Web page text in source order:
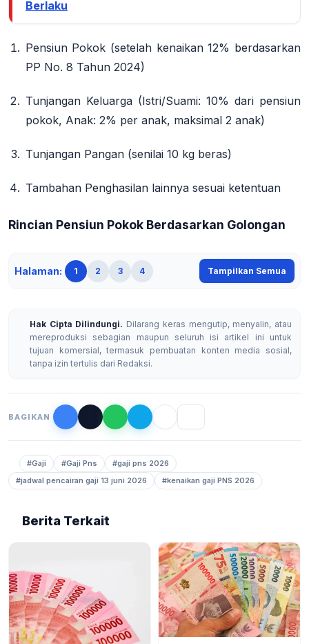
Berlaku
Pensiun Pokok (setelah kenaikan 12% berdasarkan
PP No. 8 Tahun 2024)
Tunjangan Keluarga(Istri/Suami: 10% dari pensiun
pokok, Anak: 2% per anak, maksimal 2 anak)
Tunjangan Pangan(senilai 10 kg beras)
Tambahan Penghasilanlainnya sesuai ketentuan
Rincian Pensiun Pokok Berdasarkan Golongan
Halaman: 1 2 3 4 Tampilkan Semua
Hak Cipta Dilindungi. Dilarang keras mengutip, menyalin, atau
mereproduksi sebagian maupun seluruh isi artikel ini untuk
tujuan komersial, termasuk pembuatan konten media sosial,
tanpa izin tertulis dari Redaksi.
BAGIKAN
#Gaji #Gaji Pns
#gaji pns 2026
#jadwal pencairan gaji 13 juni 2026
#kenaikan gaji PNS 2026
Berita Terkait